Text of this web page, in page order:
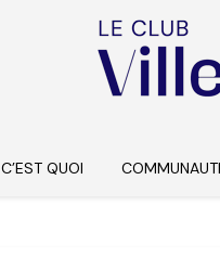
C’EST QUOI